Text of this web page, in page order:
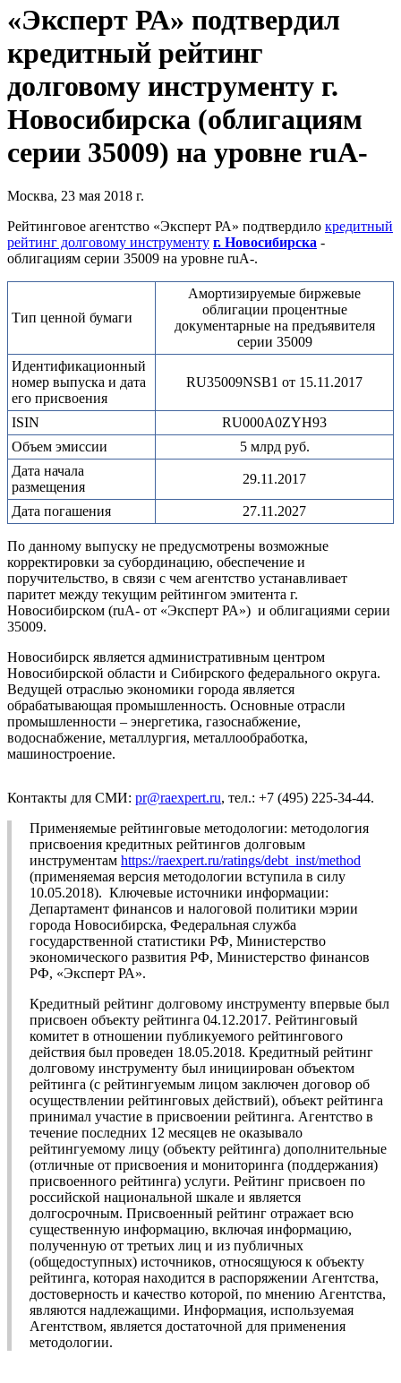
«Эксперт РА» подтвердил
кредитный рейтинг
долговому инструменту г.
Новосибирска (облигациям
серии 35009) на уровне ruА-
Москва, 23 мая 2018 г.
Рейтинговое агентство «Эксперт РА» подтвердило кредитный
рейтинг долговому инструменту г. Новосибирска -
облигациям серии 35009 на уровне ruА-.
Тип ценной бумаги
Амортизируемые биржевые
облигации процентные
документарные на предъявителя
серии 35009
Идентификационный
номер выпуска и дата
его присвоения
RU35009NSB1 от 15.11.2017
ISIN
RU000A0ZYH93
Объем эмиссии
5 млрд руб.
Дата начала
размещения
29.11.2017
Дата погашения 27.11.2027
По данному выпуску не предусмотрены возможные
корректировки за субординацию, обеспечение и
поручительство, в связи с чем агентство устанавливает
паритет между текущим рейтингом эмитента г.
Новосибирском (ruА- от «Эксперт РА») и облигациями серии
35009.
Новосибирск является административным центром
Новосибирской области и Сибирского федерального округа.
Ведущей отраслью экономики города является
обрабатывающая промышленность. Основные отрасли
промышленности – энергетика, газоснабжение,
водоснабжение, металлургия, металлообработка,
машиностроение.
Контакты для СМИ: pr@raexpert.ru, тел.: +7 (495) 225-34-44.
Применяемые рейтинговые методологии: методология
присвоения кредитных рейтингов долговым
инструментам https://raexpert.ru/ratings/debt_inst/method
(применяемая версия методологии вступила в силу
10.05.2018). Ключевые источники информации:
Департамент финансов и налоговой политики мэрии
города Новосибирска, Федеральная служба
государственной статистики РФ, Министерство
экономического развития РФ, Министерство финансов
РФ, «Эксперт РА».
Кредитный рейтинг долговому инструменту впервые был
присвоен объекту рейтинга 04.12.2017. Рейтинговый
комитет в отношении публикуемого рейтингового
действия был проведен 18.05.2018. Кредитный рейтинг
долговому инструменту был инициирован объектом
рейтинга (с рейтингуемым лицом заключен договор об
осуществлении рейтинговых действий), объект рейтинга
принимал участие в присвоении рейтинга. Агентство в
течение последних 12 месяцев не оказывало
рейтингуемому лицу (объекту рейтинга) дополнительные
(отличные от присвоения и мониторинга (поддержания)
присвоенного рейтинга) услуги. Рейтинг присвоен по
российской национальной шкале и является
долгосрочным. Присвоенный рейтинг отражает всю
существенную информацию, включая информацию,
полученную от третьих лиц и из публичных
(общедоступных) источников, относящуюся к объекту
рейтинга, которая находится в распоряжении Агентства,
достоверность и качество которой, по мнению Агентства,
являются надлежащими. Информация, используемая
Агентством, является достаточной для применения
методологии.